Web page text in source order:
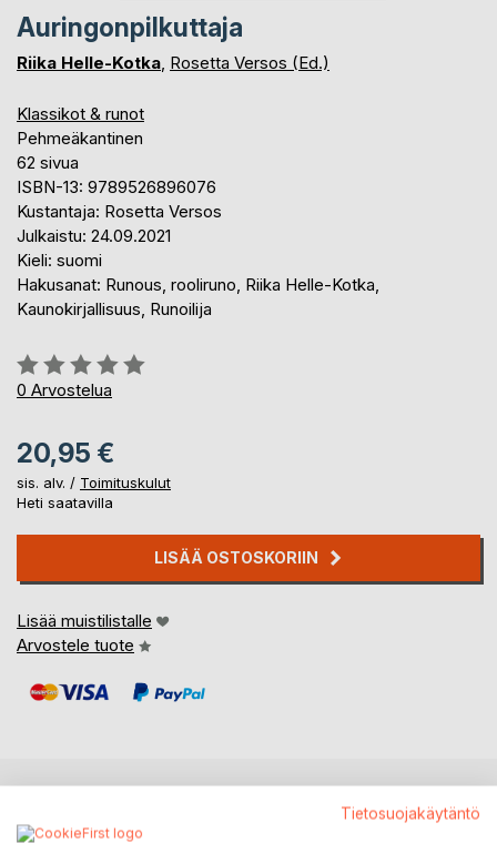
Auringonpilkuttaja
Riika Helle-Kotka, Rosetta Versos (Ed.)
Klassikot & runot
Pehmeäkantinen
62 sivua
ISBN-13: 9789526896076
Kustantaja: Rosetta Versos
Julkaistu: 24.09.2021
Kieli: suomi
Hakusanat: Runous, rooliruno, Riika Helle-Kotka,
Kaunokirjallisuus, Runoilija
Arvostelu::
0%
0 Arvostelua
20,95 €
sis. alv. / Toimituskulut
Heti saatavilla
LISÄÄ OSTOSKORIIN
Lisää muistilistalle
Arvostele tuote
Tietosuojakäytäntö